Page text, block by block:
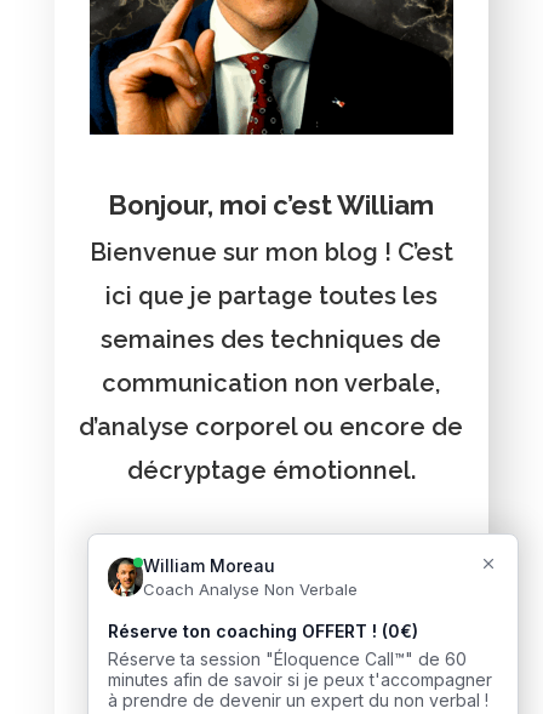
Bonjour, moi c’est William
Bienvenue sur mon blog ! C’est
ici que je partage toutes les
semaines des techniques de
communication non verbale,
d’analyse corporel ou encore de
décryptage émotionnel.
Vous voulez recevoir de
l'aide ?
J’accompagne des milliers de
personnes à développer leur